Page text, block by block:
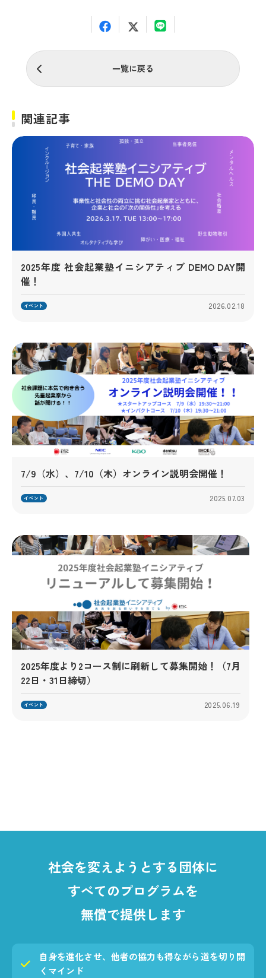
一覧に戻る
関連記事
2025年度 社会起業塾イニシアティブ DEMO DAY開
催！
イベント 2026.02.18
7/9（水）、7/10（木）オンライン説明会開催！
イベント 2025.07.03
2025年度より2コース制に刷新して募集開始！（7月
22日・31日締切）
イベント 2025.06.19
社会を変えようとする団体に
すべてのプログラムを
無償で提供します
自身を進化させ、他者の協力も得ながら道を切り開
くマインド